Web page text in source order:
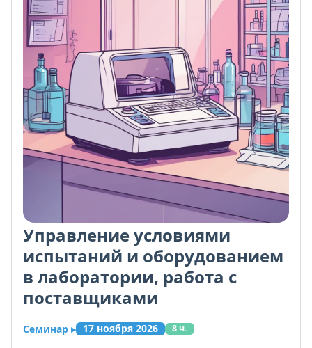
Управление условиями
испытаний и оборудованием
в лаборатории, работа с
поставщиками
Семинар ▸ 17 ноября 2026 8 ч.